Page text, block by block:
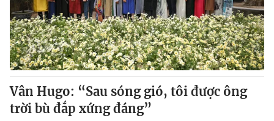
Sản phẩm
Thị trường
Tư vấn
Lịch phát sóng
Chuyên mục khác
Emagazine Podcast
Vân Hugo: “Sau sóng gió, tôi được ông
trời bù đắp xứng đáng”